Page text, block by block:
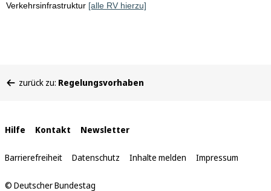
Verkehrsinfrastruktur [alle RV hierzu]
befinden
zurück zu: Regelungsvorhaben
Interne
Links
Hilfe Kontakt Newsletter
Barrierefreiheit Datenschutz Inhalte melden Impressum
© Deutscher Bundestag